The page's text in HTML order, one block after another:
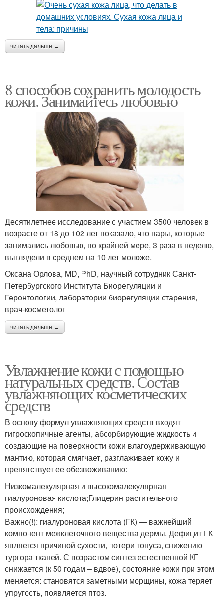
читать дальше →
8 способов сохранить молодость
кожи. Занимайтесь любовью
Десятилетнее исследование с участием 3500 человек в
возрасте от 18 до 102 лет показало, что пары, которые
занимались любовью, по крайней мере, 3 раза в неделю,
выглядели в среднем на 10 лет моложе.
Оксана Орлова, MD, PhD, научный сотрудник Санкт-
Петербургского Института Биорегуляции и
Геронтологии, лаборатории биорегуляции старения,
врач-косметолог
читать дальше →
Увлажнение кожи с помощью
натуральных средств. Состав
увлажняющих косметических
средств
В основу формул увлажняющих средств входят
гигроскопичные агенты, абсорбирующие жидкость и
создающие на поверхности кожи влагоудерживающую
мантию, которая смягчает, разглаживает кожу и
препятствует ее обезвоживанию:
Низкомалекулярная и высокомалекулярная
гиалуроновая кислота;Глицерин растительного
происхождения;
Важно(!): гиалуроновая кислота (ГК) — важнейший
компонент межклеточного вещества дермы. Дефицит ГК
является причиной сухости, потери тонуса, снижению
тургора тканей. С возрастом синтез естественной КГ
снижается (к 50 годам – вдвое), состояние кожи при этом
меняется: становятся заметными морщины, кожа теряет
упругость, появляется птоз.